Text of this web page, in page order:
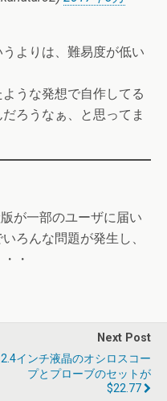
よりは、難易度が低い
うな発想で自作してる
ろうなぁ、と思ってま
が一部のユーザに届い
ろんな問題が発生し、
・
Next Post
2.4インチ液晶のオシロスコー
プとプローブのセットが
$22.77